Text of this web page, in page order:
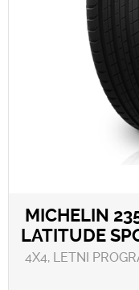
MICHELIN
LATITUDE
4X4, LETNI